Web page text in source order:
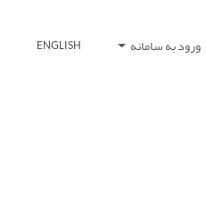
ورود به سامانه ENGLISH